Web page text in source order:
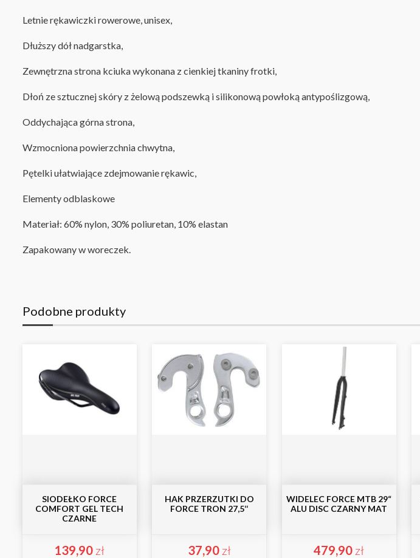
Letnie rękawiczki rowerowe, unisex,
Dłuższy dół nadgarstka,
Zewnętrzna strona kciuka wykonana z cienkiej tkaniny frotki,
Dłoń ze sztucznej skóry z żelową podszewką i silikonową powłoką antypoślizgową,
Oddychająca górna strona,
Wzmocniona powierzchnia chwytna,
Pętelki ułatwiające zdejmowanie rękawic,
Elementy odblaskowe
Materiał: 60% nylon, 30% poliuretan, 10% elastan
Zapakowany w woreczek.
Podobne produkty
SIODEŁKO FORCE
COMFORT GEL TECH
CZARNE
139,90 zł
HAK PRZERZUTKI DO
FORCE TRON 27,5‘‘
37,90 zł
WIDELEC FORCE MTB 29“
ALU DISC CZARNY MAT
479,90 zł